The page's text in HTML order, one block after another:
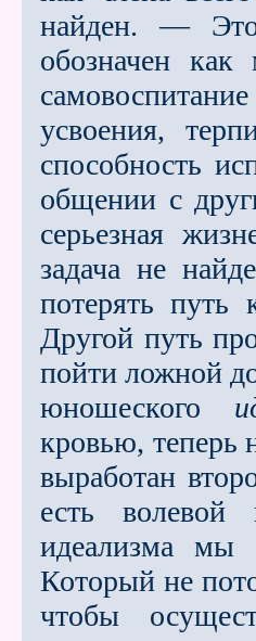
найден. — Это
обозначен
усвоения,
способность
общении с
серьезная
задача не
потерять
Другой путь
пойти ложной
юношеского
кровью, теперь
выработан
есть волевой
идеализма мы
Который не
чтобы